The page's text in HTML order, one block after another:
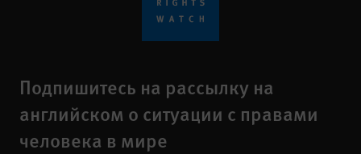
Подпишитесь на рассылку на
английском о ситуации с правами
человека в мире